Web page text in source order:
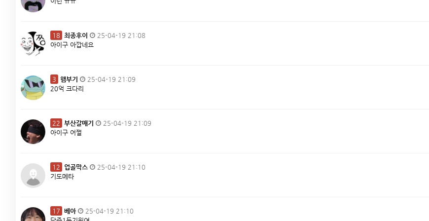
18 최종후이
25-04-19 21:08
아이구 아깝네요
3 햄부기
25-04-19 21:09
20억 크다리
22 부산갈매기
25-04-19 21:09
아이구 어쩔
12 업골막스
25-04-19 21:10
기도메타
17 베아
25-04-19 21:10